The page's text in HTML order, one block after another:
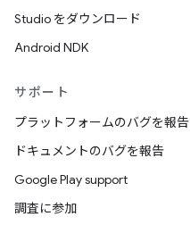
Studio をダウンロード
Android NDK
サポート
プラットフォームのバグを報告
ドキュメントのバグを報告
Google Play support
調査に参加